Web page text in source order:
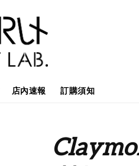
店內速報 訂購須知